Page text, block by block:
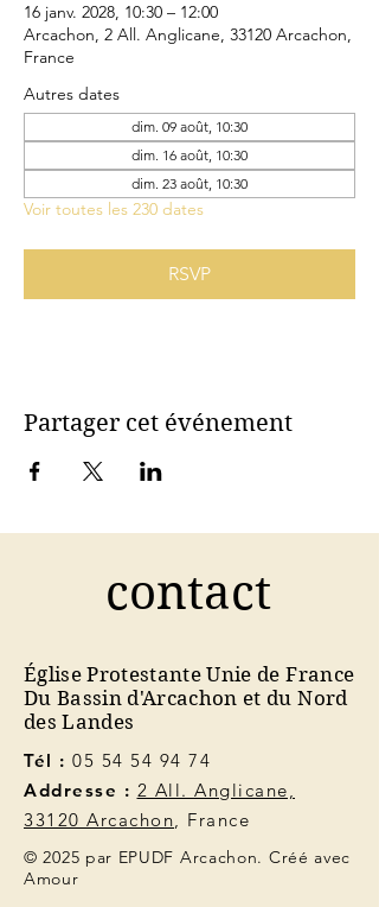
16 janv. 2028, 10:30 – 12:00
Arcachon, 2 All. Anglicane, 33120 Arcachon,
France
Autres dates
dim. 09 août, 10:30
dim. 16 août, 10:30
dim. 23 août, 10:30
Voir toutes les 230 dates
RSVP
Partager cet événement
contact
Église Protestante Unie de France
Du Bassin d'Arcachon et du Nord
des Landes
Tél : 05 54 54 94 74
Addresse : 2 All. Anglicane,
33120 Arcachon, France
© 2025 par EPUDF Arcachon. Créé avec
Amour